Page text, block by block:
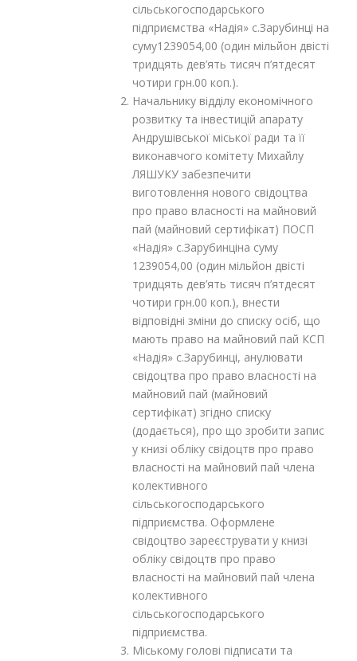
сільськогосподарського
підприємства «Надія» с.Зарубинці на
суму1239054,00 (один мільйон двісті
тридцять дев’ять тисяч п’ятдесят
чотири грн.00 коп.).
Начальнику відділу економічного
розвитку та інвестицій апарату
Андрушівської міської ради та її
виконавчого комітету Михайлу
ЛЯШУКУ забезпечити
виготовлення нового свідоцтва
про право власності на майновий
пай (майновий сертифікат) ПОСП
«Надія» с.Зарубинціна суму
1239054,00 (один мільйон двісті
тридцять дев’ять тисяч п’ятдесят
чотири грн.00 коп.), внести
відповідні зміни до списку осіб, що
мають право на майновий пай КСП
«Надія» с.Зарубинці, анулювати
свідоцтва про право власності на
майновий пай (майновий
сертифікат) згідно списку
(додається), про що зробити запис
у книзі обліку свідоцтв про право
власності на майновий пай члена
колективного
сільськогосподарського
підприємства. Оформлене
свідоцтво зареєструвати у книзі
обліку свідоцтв про право
власності на майновий пай члена
колективного
сільськогосподарського
підприємства.
Міському голові підписати та